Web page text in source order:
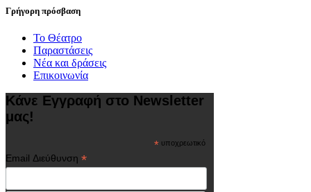
Γρήγορη πρόσβαση
Το Θέατρο
Παραστάσεις
Νέα και δράσεις
Επικοινωνία
Κάνε Εγγραφή στο Newsletter
μας!
* υποχρεωτικό
Email Διεύθυνση *